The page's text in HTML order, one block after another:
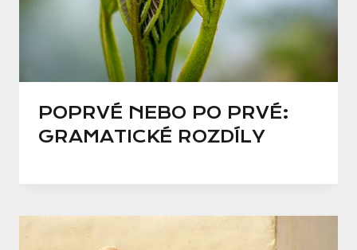
POPRVÉ NEBO PO PRVÉ:
GRAMATICKÉ ROZDÍLY